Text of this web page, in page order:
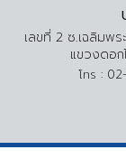
เลขที่ 2 ซ.เฉลิมพ
แขวงดอก
โทร :